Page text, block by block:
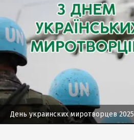
День украинских миротворцев 2025